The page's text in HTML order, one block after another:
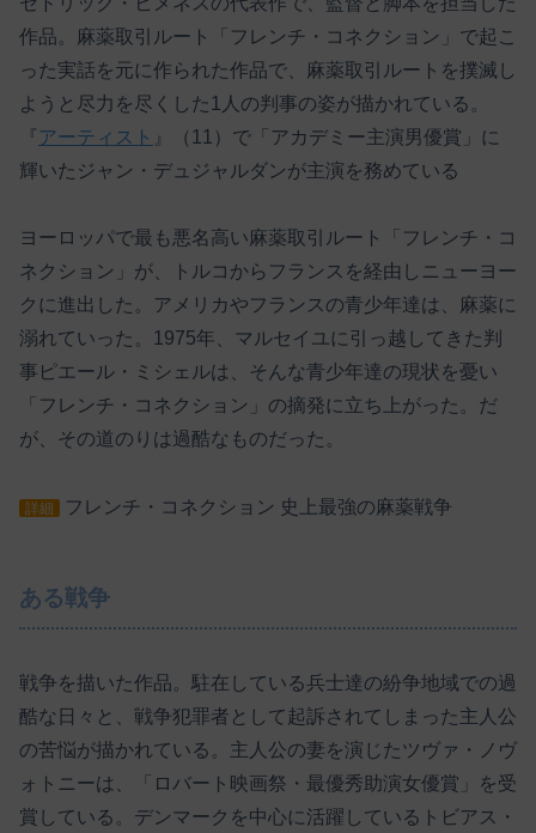
作品。麻薬取引ルート「フレンチ・コネクション」で起こ
った実話を元に作られた作品で、麻薬取引ルートを撲滅し
ようと尽力を尽くした1人の判事の姿が描かれている。
『 アーティスト 』（11）で「アカデミー主演男優賞」に
輝いたジャン・デュジャルダンが主演を務めている
ヨーロッパで最も悪名高い麻薬取引ルート「フレンチ・コ
ネクション」が、トルコからフランスを経由しニューヨー
クに進出した。アメリカやフランスの青少年達は、麻薬に
溺れていった。1975年、マルセイユに引っ越してきた判
事ピエール・ミシェルは、そんな青少年達の現状を憂い
「フレンチ・コネクション」の摘発に立ち上がった。だ
が、その道のりは過酷なものだった。
詳細 フレンチ・コネクション 史上最強の麻薬戦争
ある戦争
戦争を描いた作品。駐在している兵士達の紛争地域での過
酷な日々と、戦争犯罪者として起訴されてしまった主人公
の苦悩が描かれている。主人公の妻を演じたツヴァ・ノヴ
ォトニーは、「ロバート映画祭・最優秀助演女優賞」を受
賞している。デンマークを中心に活躍しているトビアス・